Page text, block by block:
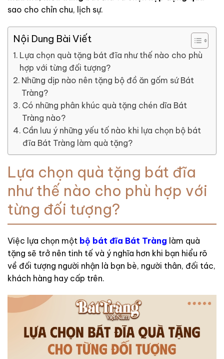
sao cho chỉn chu, lịch sự.
Nội Dung Bài Viết
Lựa chọn quà tặng bát đĩa như thế nào cho phù
hợp với từng đối tượng?
Những dịp nào nên tặng bộ đồ ăn gốm sứ Bát
Tràng?
Có những phân khúc quà tặng chén dĩa Bát
Tràng nào?
Cần lưu ý những yếu tố nào khi lựa chọn bộ bát
đĩa Bát Tràng làm quà tặng?
Lựa chọn quà tặng bát đĩa
như thế nào cho phù hợp với
từng đối tượng?
Việc lựa chọn một bộ bát đĩa Bát Tràng làm quà
tặng sẽ trở nên tinh tế và ý nghĩa hơn khi bạn hiểu rõ
về đối tượng người nhận là bạn bè, người thân, đối tác,
khách hàng hay cấp trên.